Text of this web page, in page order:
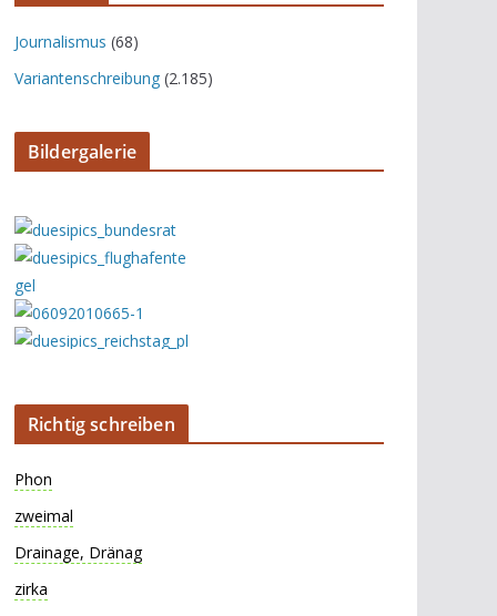
Journalismus (68)
Variantenschreibung (2.185)
Bildergalerie
Richtig schreiben
Phon
zweimal
Drainage, Dränag
zirka